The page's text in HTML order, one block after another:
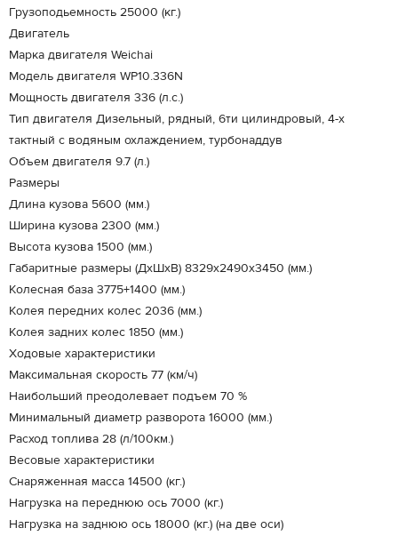
Грузоподьемность 25000 (кг.)
Двигатель
Марка двигателя Weichai
Модель двигателя WP10.336N
Мощность двигателя 336 (л.с.)
Тип двигателя Дизельный, рядный, 6ти цилиндровый, 4-х
тактный с водяным охлаждением, турбонаддув
Объем двигателя 9.7 (л.)
Размеры
Длина кузова 5600 (мм.)
Ширина кузова 2300 (мм.)
Высота кузова 1500 (мм.)
Габаритные размеры (ДхШхВ) 8329х2490х3450 (мм.)
Колесная база 3775+1400 (мм.)
Колея передних колес 2036 (мм.)
Колея задних колес 1850 (мм.)
Ходовые характеристики
Максимальная скорость 77 (км/ч)
Наибольший преодолевает подъем 70 %
Минимальный диаметр разворота 16000 (мм.)
Расход топлива 28 (л/100км.)
Весовые характеристики
Снаряженная масса 14500 (кг.)
Нагрузка на переднюю ось 7000 (кг.)
Нагрузка на заднюю ось 18000 (кг.) (на две оси)